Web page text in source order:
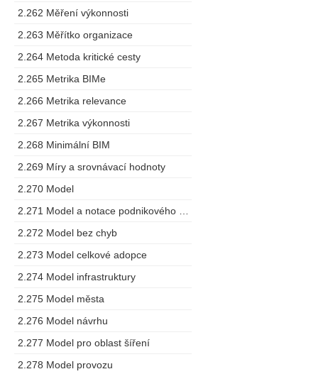
2.262 Měření výkonnosti
2.263 Měřítko organizace
2.264 Metoda kritické cesty
2.265 Metrika BIMe
2.266 Metrika relevance
2.267 Metrika výkonnosti
2.268 Minimální BIM
2.269 Míry a srovnávací hodnoty
2.270 Model
2.272 Model bez chyb
2.273 Model celkové adopce
2.274 Model infrastruktury
2.275 Model města
2.276 Model návrhu
2.277 Model pro oblast šíření
2.278 Model provozu